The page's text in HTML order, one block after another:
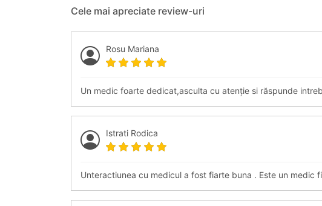
Cele mai apreciate review-uri
Rosu Mariana
Un medic foarte dedicat,asculta cu atenție si răspunde
Istrati Rodica
Unteractiunea cu medicul a fost fiarte buna . Este un medic